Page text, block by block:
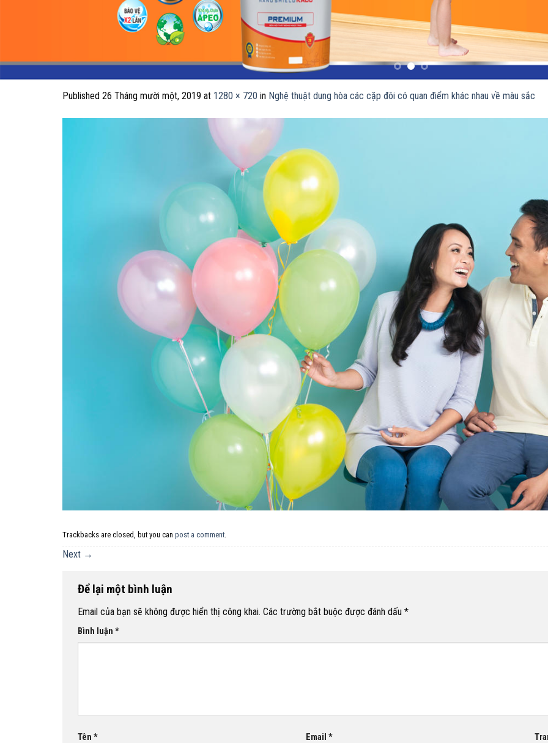
Published 26 Tháng mười một, 2019 at 1280 × 720 in Nghệ thuật dung hòa các cặp đôi có quan điểm khác nhau về màu sắc
Trackbacks are closed, but you can post a comment.
Next →
Để lại một bình luận
Email của bạn sẽ không được hiển thị công khai. Các trường bắt buộc được đánh dấu *
Bình luận *
Tên * Email*